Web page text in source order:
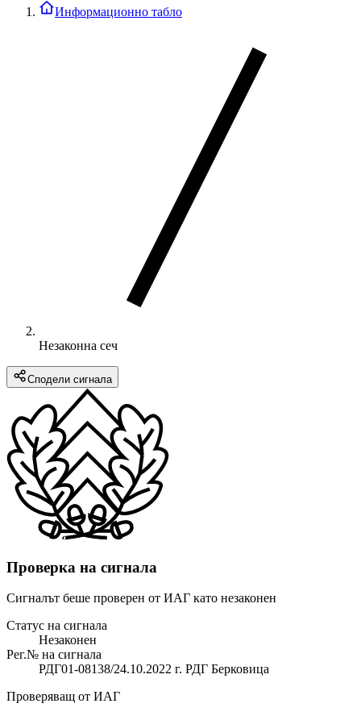
Информационно табло
Незаконна сеч
Сподели сигнала
Проверка на сигнала
Сигналът беше проверен от ИАГ като незаконен
Статус на сигнала
Незаконен
Рег.№ на сигнала
РДГ01-08138/24.10.2022 г. РДГ Берковица
Проверяващ от ИАГ